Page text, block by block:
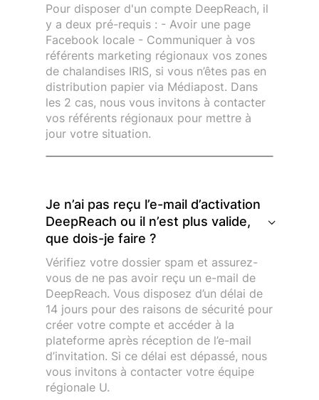
Pour disposer d'un compte DeepReach, il
y a deux pré-requis : - Avoir une page
Facebook locale - Communiquer à vos
référents marketing régionaux vos zones
de chalandises IRIS, si vous n’êtes pas en
distribution papier via Médiapost. Dans
les 2 cas, nous vous invitons à contacter
vos référents régionaux pour mettre à
jour votre situation.
Je n’ai pas reçu l’e-mail d’activation
DeepReach ou il n’est plus valide,
que dois-je faire ?
Vérifiez votre dossier spam et assurez-
vous de ne pas avoir reçu un e-mail de
DeepReach. Vous disposez d’un délai de
14 jours pour des raisons de sécurité pour
créer votre compte et accéder à la
plateforme après réception de l’e-mail
d’invitation. Si ce délai est dépassé, nous
vous invitons à contacter votre équipe
régionale U.